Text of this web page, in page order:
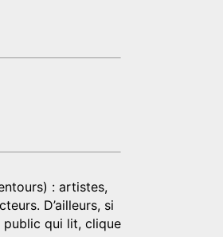
: artistes,
D’ailleurs, si
public qui lit, clique